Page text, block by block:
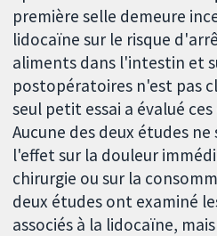
première selle demeure
lidocaïne sur le risque
aliments dans l'intestin et
postopératoires n'est pas
seul petit essai a évalué
Aucune des deux études
l'effet sur la douleur
chirurgie ou sur la
deux études ont examiné
associés à la lidocaïne,